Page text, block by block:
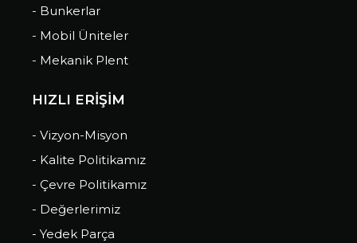
- Bunkerlar
- Mobil Üniteler
- Mekanik Plent
HIZLI ERİŞİM
- Vizyon-Misyon
- Kalite Politikamız
- Çevre Politikamız
- Değerlerimiz
- Yedek Parça